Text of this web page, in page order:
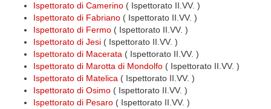
Ispettorato di Camerino ( Ispettorato II.VV. )
Ispettorato di Fabriano ( Ispettorato II.VV. )
Ispettorato di Fermo ( Ispettorato II.VV. )
Ispettorato di Jesi ( Ispettorato II.VV. )
Ispettorato di Macerata ( Ispettorato II.VV. )
Ispettorato di Marotta di Mondolfo ( Ispettorato II.VV. )
Ispettorato di Matelica ( Ispettorato II.VV. )
Ispettorato di Osimo ( Ispettorato II.VV. )
Ispettorato di Pesaro ( Ispettorato II.VV. )